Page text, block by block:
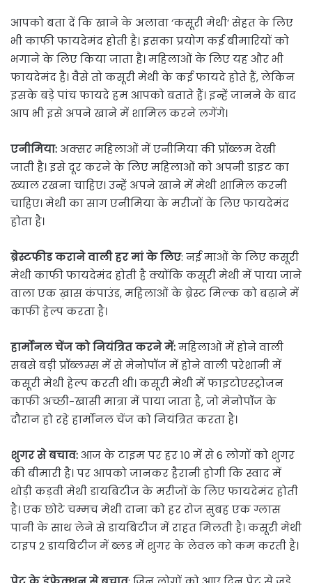
आपको बता दें कि खाने के अलावा ‘कसूरी मेथी’ सेहत के लिए
भी काफी फायदेमंद होती है। इसका प्रयोग कई बीमारियों को
भगाने के लिए किया जाता है। महिलाओं के लिए यह और भी
फायदेमंद है। वैसे तो कसूरी मेथी के कई फायदे होते हैं, लेकिन
इसके बड़े पांच फायदे हम आपको बताते हैं। इन्हें जानने के बाद
आप भी इसे अपने खाने में शामिल करने लगेंगे।
एनीमिया: अक्सर महिलाओं में एनीमिया की प्रॉब्लम देखी
जाती है। इसे दूर करने के लिए महिलाओं को अपनी डाइट का
ख्याल रखना चाहिए। उन्हें अपने खाने में मेथी शामिल करनी
चाहिए। मेथी का साग एनीमिया के मरीजों के लिए फायदेमंद
होता है।
ब्रेस्टफीड कराने वाली हर मां के लिए: नई माओं के लिए कसूरी
मेथी काफी फायदेमंद होती है क्योंकि कसूरी मेथी में पाया जाने
वाला एक ख़ास कंपाउंड, महिलाओं के ब्रेस्ट मिल्क को बढ़ाने में
काफी हेल्प करता है।
हार्मोनल चेंज को नियंत्रित करने में:महिलाओं में होने वाली
सबसे बड़ी प्रॉब्लम्स में से मेनोपॉज में होने वाली परेशानी में
कसूरी मेथी हेल्प करती थी। कसूरी मेथी में फाइटोएस्ट्रोजन
काफी अच्छी-खासी मात्रा में पाया जाता है, जो मेनोपॉज के
दौरान हो रहे हार्मोनल चेंज को नियंत्रित करता है।
शुगर से बचाव:आज के टाइम पर हर 10 में से 6 लोगों को शुगर
की बीमारी है। पर आपको जानकर हैरानी होगी कि स्वाद में
थोड़ी कड़वी मेथी डायबिटीज के मरीजों के लिए फायदेमंद होती
है। एक छोटे चम्मच मेथी दाना को हर रोज सुबह एक ग्लास
पानी के साथ लेने से डायबिटीज में राहत मिलती है। कसूरी मेथी
टाइप 2 डायबिटीज में ब्लड में शुगर के लेवल को कम करती है।